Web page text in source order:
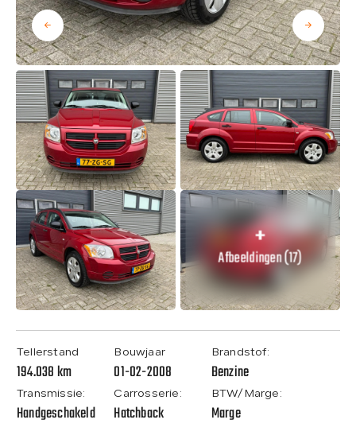
Afbeeldingen (17)
Tellerstand
194.038 km
Bouwjaar
01-02-2008
Brandstof:
Benzine
Transmissie:
Handgeschakeld
Carrosserie:
Hatchback
BTW/Marge:
Marge